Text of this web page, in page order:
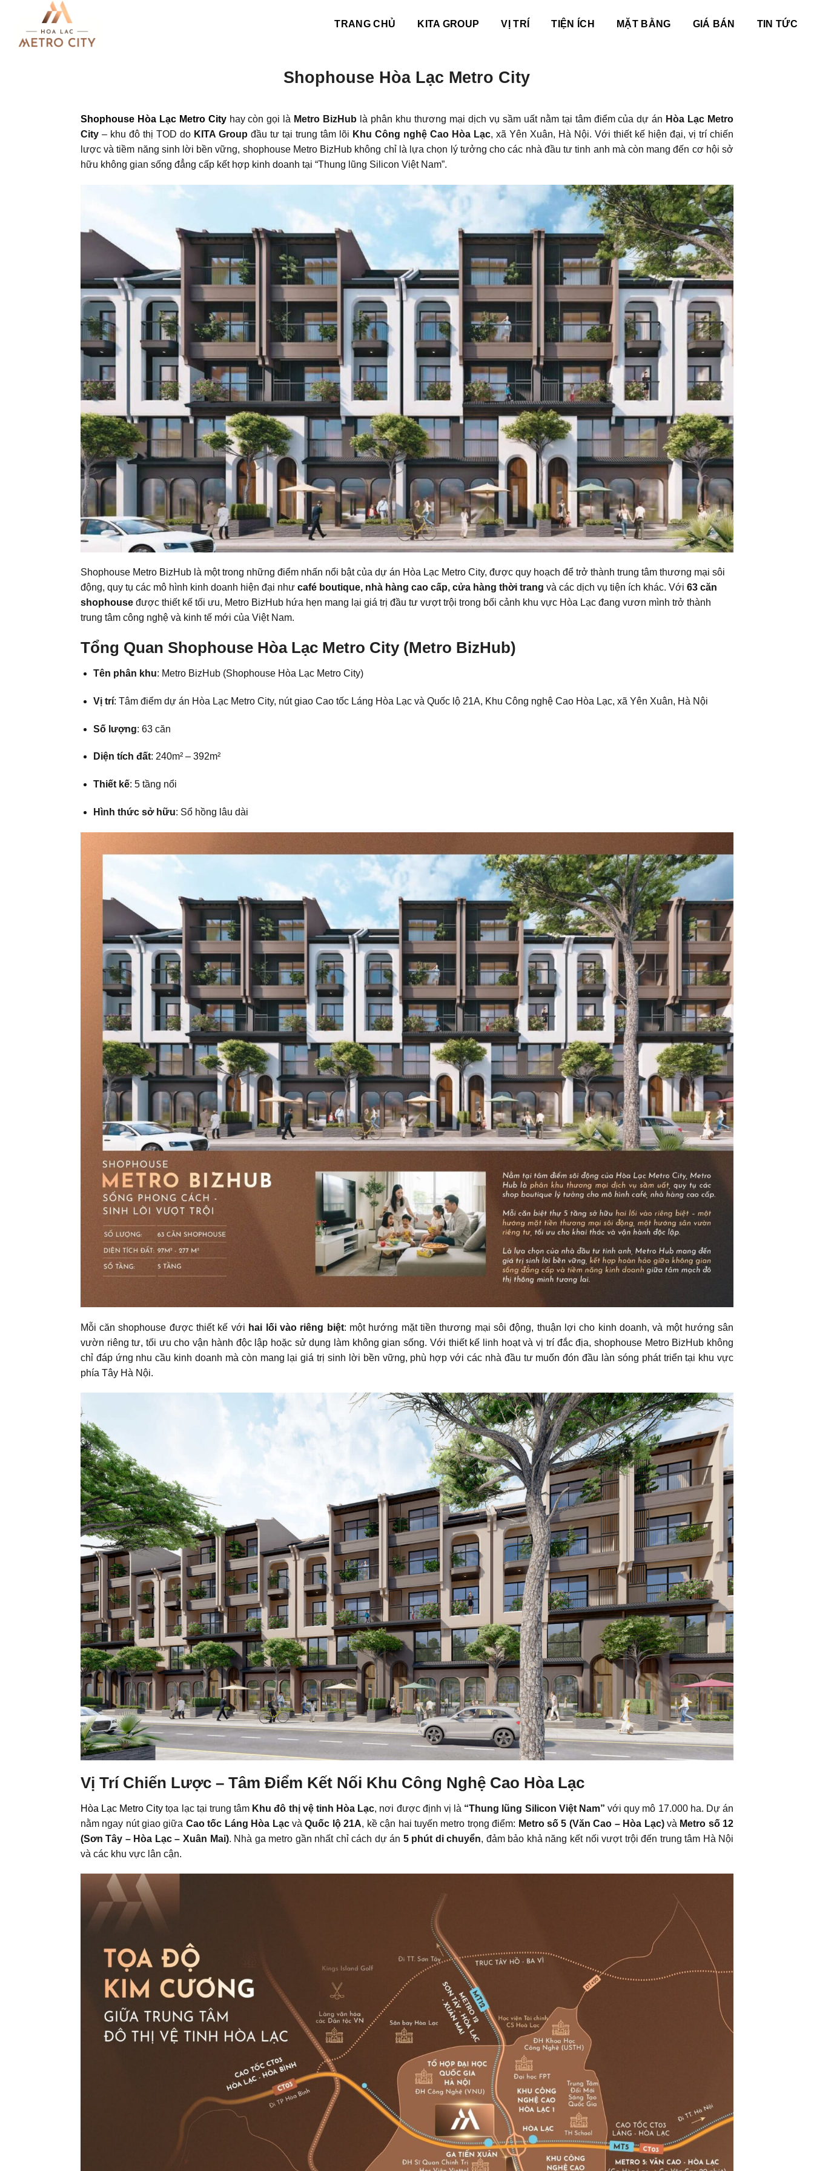
TRANG CHỦ KITA GROUP VỊ TRÍ TIỆN ÍCH MẶT BẰNG GIÁ BÁN TIN TỨC
Shophouse Hòa Lạc Metro City
Shophouse Hòa Lạc Metro City hay còn gọi là Metro BizHub là phân khu thương mại dịch vụ sầm uất nằm tại tâm điểm của dự án Hòa Lạc Metro
City– khu đô thị TOD do KITA Group đầu tư tại trung tâm lõi Khu Công nghệ Cao Hòa Lạc, xã Yên Xuân, Hà Nội. Với thiết kế hiện đại, vị trí chiến
lược và tiềm năng sinh lời bền vững, shophouse Metro BizHub không chỉ là lựa chọn lý tưởng cho các nhà đầu tư tinh anh mà còn mang đến cơ hội sở
hữu không gian sống đẳng cấp kết hợp kinh doanh tại “Thung lũng Silicon Việt Nam”.
Shophouse Metro BizHub là một trong những điểm nhấn nổi bật của dự án Hòa Lạc Metro City, được quy hoạch để trở thành trung tâm thương mại sôi
động, quy tụ các mô hình kinh doanh hiện đại như café boutique, nhà hàng cao cấp, cửa hàng thời trang và các dịch vụ tiện ích khác. Với 63 căn
shophouseđược thiết kế tối ưu, Metro BizHub hứa hẹn mang lại giá trị đầu tư vượt trội trong bối cảnh khu vực Hòa Lạc đang vươn mình trở thành
trung tâm công nghệ và kinh tế mới của Việt Nam.
Tổng Quan Shophouse Hòa Lạc Metro City (Metro BizHub)
Tên phân khu: Metro BizHub (Shophouse Hòa Lạc Metro City)
Vị trí: Tâm điểm dự án Hòa Lạc Metro City, nút giao Cao tốc Láng Hòa Lạc và Quốc lộ 21A, Khu Công nghệ Cao Hòa Lạc, xã Yên Xuân, Hà Nội
Số lượng: 63 căn
Diện tích đất: 240m² – 392m²
Thiết kế: 5 tầng nổi
Hình thức sở hữu: Sổ hồng lâu dài
Mỗi căn shophouse được thiết kế với hai lối vào riêng biệt: một hướng mặt tiền thương mại sôi động, thuận lợi cho kinh doanh, và một hướng sân
vườn riêng tư, tối ưu cho vận hành độc lập hoặc sử dụng làm không gian sống. Với thiết kế linh hoạt và vị trí đắc địa, shophouse Metro BizHub không
chỉ đáp ứng nhu cầu kinh doanh mà còn mang lại giá trị sinh lời bền vững, phù hợp với các nhà đầu tư muốn đón đầu làn sóng phát triển tại khu vực
phía Tây Hà Nội.
Vị Trí Chiến Lược – Tâm Điểm Kết Nối Khu Công Nghệ Cao Hòa Lạc
Hòa Lạc Metro City tọa lạc tại trung tâm Khu đô thị vệ tinh Hòa Lạc, nơi được định vị là “Thung lũng Silicon Việt Nam” với quy mô 17.000 ha. Dự án
nằm ngay nút giao giữa Cao tốc Láng Hòa LạcvàQuốc lộ 21A, kề cận hai tuyến metro trọng điểm: Metro số 5 (Văn Cao – Hòa Lạc)và Metro số 12
(Sơn Tây – Hòa Lạc – Xuân Mai). Nhà ga metro gần nhất chỉ cách dự án 5 phút di chuyển, đảm bảo khả năng kết nối vượt trội đến trung tâm Hà Nội
và các khu vực lân cận.